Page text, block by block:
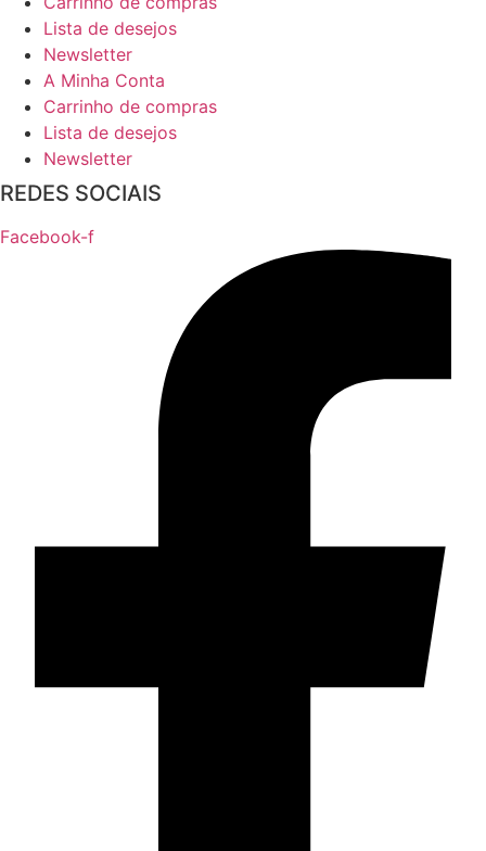
Lista de desejos
Newsletter
A Minha Conta
Carrinho de compras
Lista de desejos
Newsletter
REDES SOCIAIS
Facebook-f